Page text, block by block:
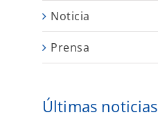
Noticia
Prensa
Últimas noticias